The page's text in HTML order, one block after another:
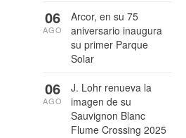
Arcor, en su 75
aniversario inaugura
su primer Parque
Solar
06
AGO
J. Lohr renueva la
imagen de su
Sauvignon Blanc
Flume Crossing 2025
06
AGO